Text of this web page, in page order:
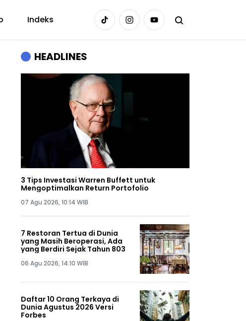
Indeks
HEADLINES
3 Tips Investasi Warren Buffett untuk
Mengoptimalkan Return Portofolio
07 Agu 2026, 10:14 WIB
7 Restoran Tertua di Dunia
yang Masih Beroperasi, Ada
yang Berdiri Sejak Tahun 803
06 Agu 2026, 14:10 WIB
Daftar 10 Orang Terkaya di
Dunia Agustus 2026 Versi
Forbes